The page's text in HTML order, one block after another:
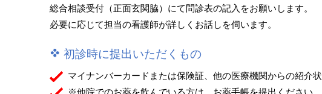
総合相談受付（正面玄関脇）にて問診表の記入をお願いします。
必要に応じて担当の看護師が詳しくお話しを伺います。
初診時に提出いただくもの
マイナンバーカードまたは保険証、他の医療機関からの紹介状